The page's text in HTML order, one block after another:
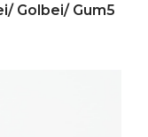
Golbei/ Gum5